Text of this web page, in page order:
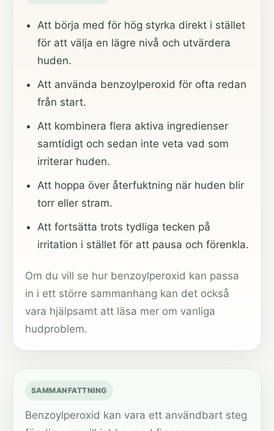
Att börja med för hög styrka direkt i stället
för att välja en lägre nivå och utvärdera
huden.
Att använda benzoylperoxid för ofta redan
från start.
Att kombinera flera aktiva ingredienser
samtidigt och sedan inte veta vad som
irriterar huden.
Att hoppa över återfuktning när huden blir
torr eller stram.
Att fortsätta trots tydliga tecken på
irritation i stället för att pausa och förenkla.
Om du vill se hur benzoylperoxid kan passa
in i ett större sammanhang kan det också
vara hjälpsamt att läsa mer om vanliga
hudproblem.
SAMMANFATTNING
Benzoylperoxid kan vara ett användbart steg